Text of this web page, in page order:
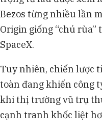
Bezos từng nhiều lần
Origin giống “chú rùa”
SpaceX.
Tuy nhiên, chiến lược
toàn đang khiến công
khi thị trường vũ trụ
cạnh tranh khốc liệt